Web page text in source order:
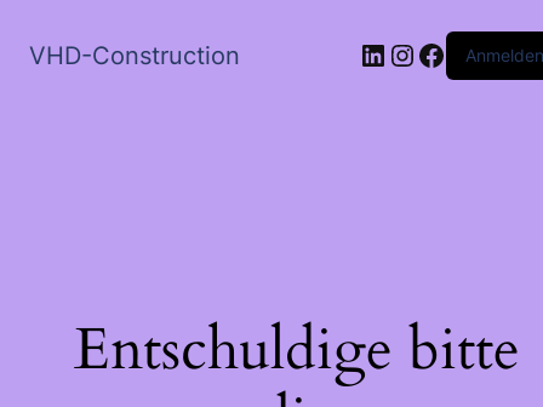
VHD-Construction LinkedIn
Instagram
Anmelden
Entschuldige bitte